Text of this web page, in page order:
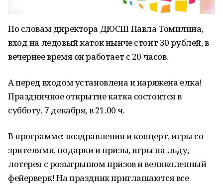
По словам директора ДЮСШ Павла Томилина,
вход на ледовый каток нынче стоит 30 рублей, в
вечернее время он работает с 20 часов.
А перед входом установлена и наряжена елка!
Праздничное открытие катка состоится в
субботу, 7 декабря, в 21.00 ч.
В программе: поздравления и концерт, игры со
зрителями, подарки и призы, игры на льду,
лотерея с розыгрышом призов и великолепный
фейерверк! На праздник приглашаются все